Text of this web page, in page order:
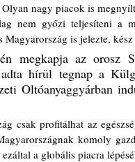
nagy piacok is
nem győzi teljesíteni a
is jelezte,
megkapja az orosz
hírül tegnap a
Oltóanyaggyárban
komoly
a globális piacra